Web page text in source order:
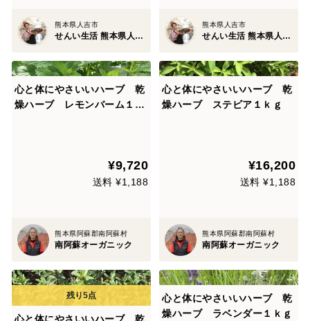
熊本県人吉市
せんい生活 熊本県人吉市
熊本県人吉市
せんい生活 熊本県人吉市
心と体にやさいいハーブ 乾
燥ハーブ レモンバーム１ｋ
¥9,720
送料 ¥1,188
熊本県阿蘇郡南阿蘇村
南阿蘇オーガニック
心と体にやさいいハーブ 乾
燥ハーブ ステビア１ｋｇ
¥16,200
送料 ¥1,188
熊本県阿蘇郡南阿蘇村
南阿蘇オーガニック
心と体にやさいいハーブ 乾
燥ハーブ ラベンダー１ｋｇ